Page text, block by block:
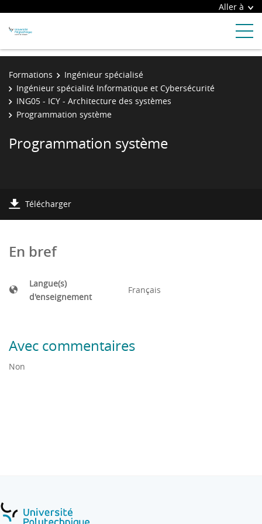
Aller à
Formations
Ingénieur spécialisé
Ingénieur spécialité Informatique et Cybersécurité
ING05 - ICY - Architecture des systèmes
Programmation système
Programmation système
Télécharger
En bref
Langue(s)
d'enseignement
Français
Avec commentaires
Non